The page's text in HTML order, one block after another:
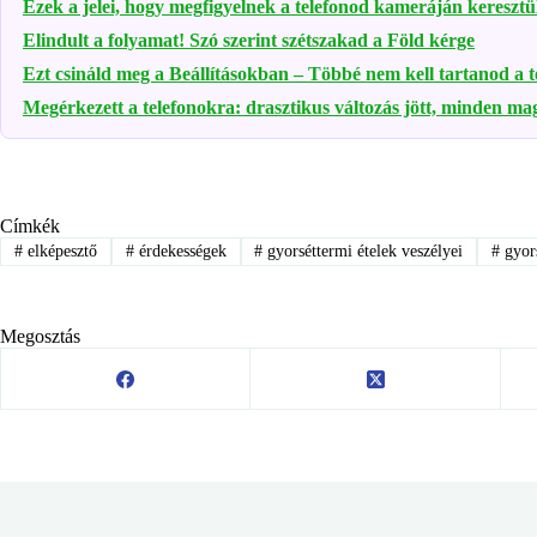
Ezek a jelei, hogy megfigyelnek a telefonod kameráján
Elindult a folyamat! Szó szerint szétszakad a Föld kérge
Ezt csináld meg a Beállításokban – Többé nem kell tartanod a
Megérkezett a telefonokra: drasztikus változás jött, minden
Címkék
#elképesztő #érdekességek # gyorséttermi ételek veszélyei #
Megosztás